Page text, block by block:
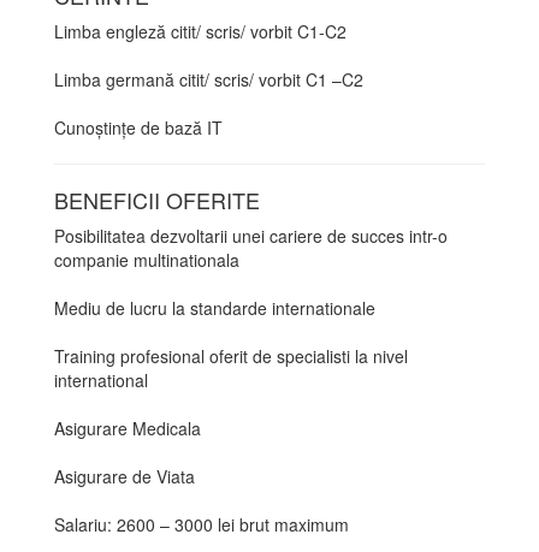
Limba engleză citit/ scris/ vorbit C1-C2
Limba germană citit/ scris/ vorbit C1 –C2
Cunoștințe de bază IT
BENEFICII OFERITE
Posibilitatea dezvoltarii unei cariere de succes intr-o
companie multinationala
Mediu de lucru la standarde internationale
Training profesional oferit de specialisti la nivel
international
Asigurare Medicala
Asigurare de Viata
Salariu: 2600 – 3000 lei brut maximum